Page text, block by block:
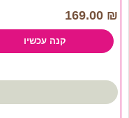
169.00 ₪
קנה עכשיו